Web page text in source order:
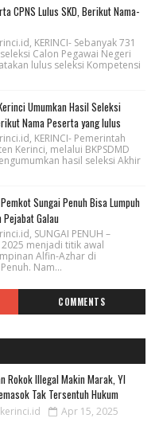
CPNS Lulus SKD, Berikut Nama-
KERINCI- Sebanyak 731
Calon Pegawai Negeri
lulus seleksi Kompetensi
Umumkan Hasil Seleksi
Nama Peserta yang lulus
KERINCI- Pemerintah
Kerinci, melalui BKPSDMD
hasil seleksi Akhir
Sungai Penuh Bisa Lumpuh
Pejabat Galau
SUNGAI PENUH –
menjadi titik awal
Alfin-Azhar di
Nam...
COMMENTS
Rokok Illegal Makin Marak, YI
Tak Tersentuh Hukum
Apr 15, 2025